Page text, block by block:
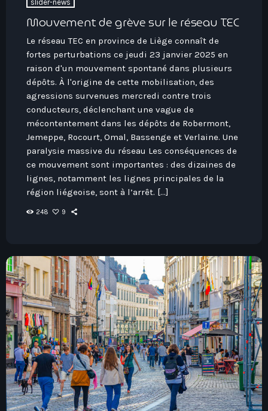
slider-news
Mouvement de grève sur le réseau TEC
Le réseau TEC en province de Liège connaît de
fortes perturbations ce jeudi 23 janvier 2025 en
raison d'un mouvement spontané dans plusieurs
dépôts. À l'origine de cette mobilisation, des
agressions survenues mercredi contre trois
conducteurs, déclenchant une vague de
mécontentement dans les dépôts de Robermont,
Jemeppe, Rocourt, Omal, Bassenge et Verlaine. Une
paralysie massive du réseau Les conséquences de
ce mouvement sont importantes : des dizaines de
lignes, notamment les lignes principales de la
région liégeoise, sont à l’arrêt. […]
248 9